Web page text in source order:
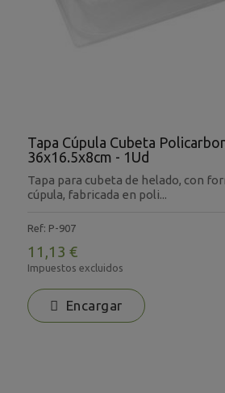
Tapa Cúpula Cubeta
36x16.5x8cm - 1Ud
Tapa para cubeta de helado, con
cúpula, fabricada en poli...
Ref: P-907
11,13 €
Impuestos excluidos
Encargar